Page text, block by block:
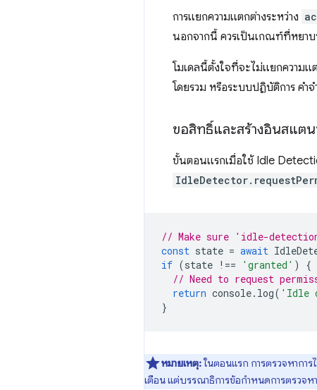
การแยกความแตกต่างระหว่าง
นอกจากนี้ ควรเป็นเกณฑ์ที่หยา
โมเดลนี้ตั้งใจที่จะไม่แยกความ
โดยรวม หรือระบบปฏิบัติการ ค
ขอสิทธิ์และสร้างอินสแต
ขั้นตอนแรกเมื่อใช้ Idle
// Make sure 'idle-
const state = await
if (state !== 'granted' )
{
// Need to request
return console. log( 'Idle
}
หมายเหตุ:ในตอนแรก การตรวจหากา
เตือน แต่บรรณาธิการข้อกำหนดการตรวจหา